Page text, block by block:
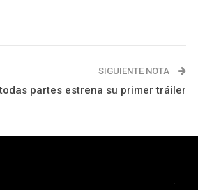
SIGUIENTE NOTA
partes estrena su primer tráiler